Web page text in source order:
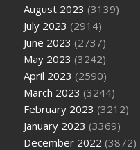
August 2023 (3139)
July 2023 (2914)
June 2023 (2737)
May 2023 (3242)
April 2023 (2590)
March 2023 (3244)
February 2023 (3212)
January 2023 (3369)
December 2022 (3872)